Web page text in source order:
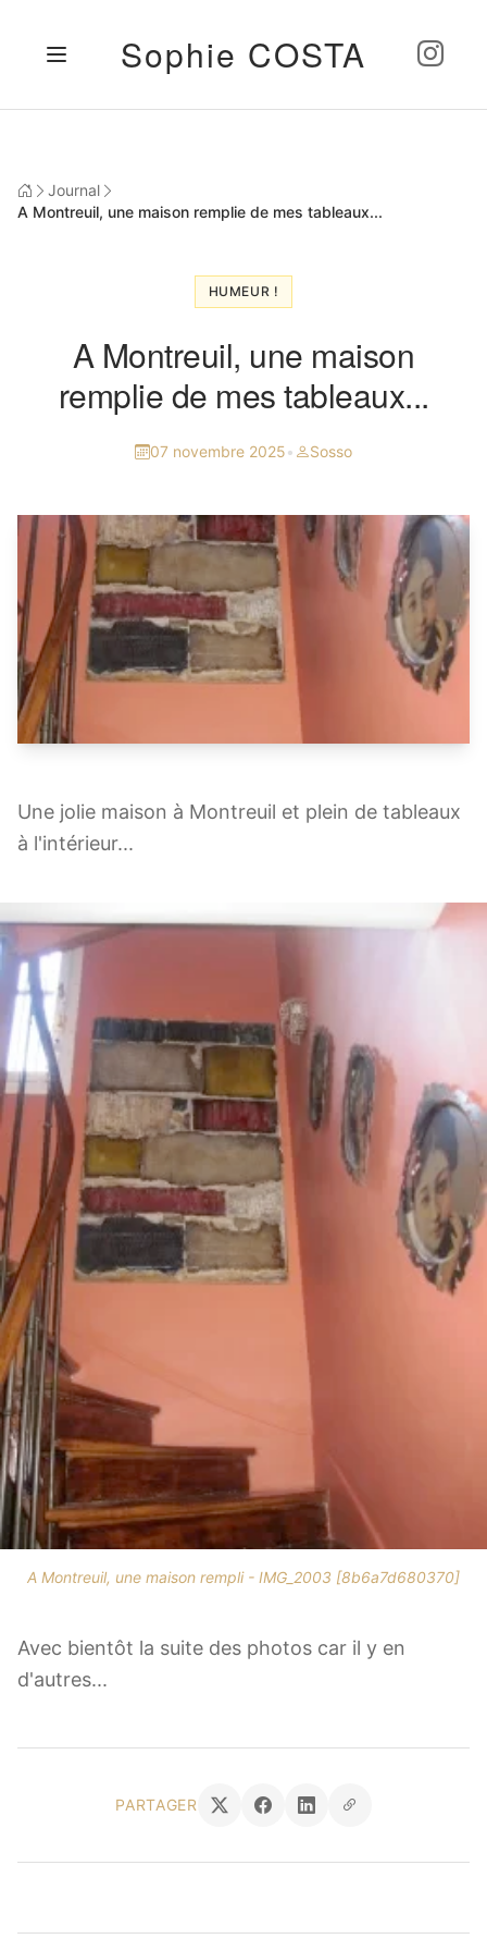
Sophie COSTA
Journal
A Montreuil, une maison remplie de mes tableaux...
HUMEUR !
A Montreuil, une maison
remplie de mes tableaux...
07 novembre 2025• Sosso
Une jolie maison à Montreuil et plein de tableaux
à l'intérieur...
A Montreuil, une maison rempli - IMG_2003 [8b6a7d680370]
Avec bientôt la suite des photos car il y en
d'autres...
PARTAGER